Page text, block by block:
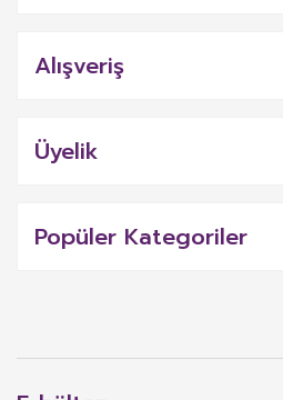
Alışveriş
Üyelik
Popüler Kategoriler